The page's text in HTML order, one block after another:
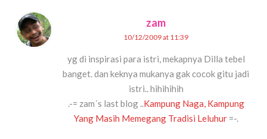
zam
10/12/2009 at 11:39
yg di inspirasi para istri, mekapnya Dilla tebel
banget. dan keknya mukanya gak cocok gitu jadi
istri.. hihihihih
.-= zam´s last blog .. Kampung Naga, Kampung
Yang Masih Memegang Tradisi Leluhur=-.